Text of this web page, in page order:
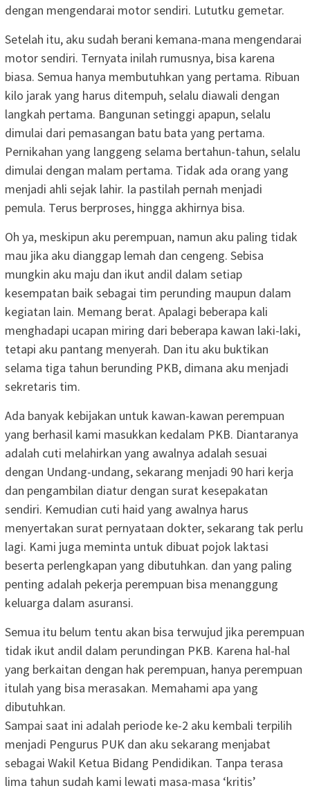
dengan mengendarai motor sendiri. Lututku gemetar.
Setelah itu, aku sudah berani kemana-mana mengendarai
motor sendiri. Ternyata inilah rumusnya, bisa karena
biasa. Semua hanya membutuhkan yang pertama. Ribuan
kilo jarak yang harus ditempuh, selalu diawali dengan
langkah pertama. Bangunan setinggi apapun, selalu
dimulai dari pemasangan batu bata yang pertama.
Pernikahan yang langgeng selama bertahun-tahun, selalu
dimulai dengan malam pertama. Tidak ada orang yang
menjadi ahli sejak lahir. Ia pastilah pernah menjadi
pemula. Terus berproses, hingga akhirnya bisa.
Oh ya, meskipun aku perempuan, namun aku paling tidak
mau jika aku dianggap lemah dan cengeng. Sebisa
mungkin aku maju dan ikut andil dalam setiap
kesempatan baik sebagai tim perunding maupun dalam
kegiatan lain. Memang berat. Apalagi beberapa kali
menghadapi ucapan miring dari beberapa kawan laki-laki,
tetapi aku pantang menyerah. Dan itu aku buktikan
selama tiga tahun berunding PKB, dimana aku menjadi
sekretaris tim.
Ada banyak kebijakan untuk kawan-kawan perempuan
yang berhasil kami masukkan kedalam PKB. Diantaranya
adalah cuti melahirkan yang awalnya adalah sesuai
dengan Undang-undang, sekarang menjadi 90 hari kerja
dan pengambilan diatur dengan surat kesepakatan
sendiri. Kemudian cuti haid yang awalnya harus
menyertakan surat pernyataan dokter, sekarang tak perlu
lagi. Kami juga meminta untuk dibuat pojok laktasi
beserta perlengkapan yang dibutuhkan. dan yang paling
penting adalah pekerja perempuan bisa menanggung
keluarga dalam asuransi.
Semua itu belum tentu akan bisa terwujud jika perempuan
tidak ikut andil dalam perundingan PKB. Karena hal-hal
yang berkaitan dengan hak perempuan, hanya perempuan
itulah yang bisa merasakan. Memahami apa yang
dibutuhkan.
Sampai saat ini adalah periode ke-2 aku kembali terpilih
menjadi Pengurus PUK dan aku sekarang menjabat
sebagai Wakil Ketua Bidang Pendidikan. Tanpa terasa
lima tahun sudah kami lewati masa-masa ‘kritis’